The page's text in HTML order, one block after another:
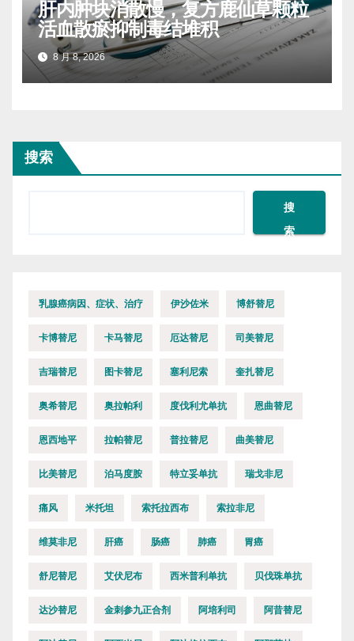
肝内肿块消散慢，复方鹿仙草颗粒
活血散瘀抑制毒结堆积
8 月 8, 2026
搜索
搜
索
乳腺癌病因、症状、治疗 伊沙佐米 博舒替尼
卡博替尼 卡马替尼 厄达替尼 司美替尼
吉瑞替尼 图卡替尼 塞利尼索 奎扎替尼
奥希替尼 奥拉帕利 度伐利尤单抗 恩曲替尼
恩西地平 拉帕替尼 普拉替尼 曲美替尼
比美替尼 泊马度胺 特立妥单抗 瑞戈非尼
痛风 米托坦 索托拉西布 索拉非尼
维莫非尼 肝癌 肠癌 肺癌 胃癌
舒尼替尼 艾伏尼布 西米普利单抗 贝伐珠单抗
达沙替尼 金刺参九正合剂 阿培利司 阿昔替尼